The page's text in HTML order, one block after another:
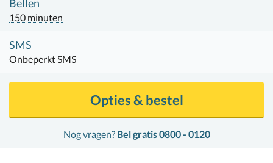
Bellen
150 minuten
SMS
Onbeperkt SMS
Nog vragen? Bel gratis 0800 - 0120
Opties & bestel